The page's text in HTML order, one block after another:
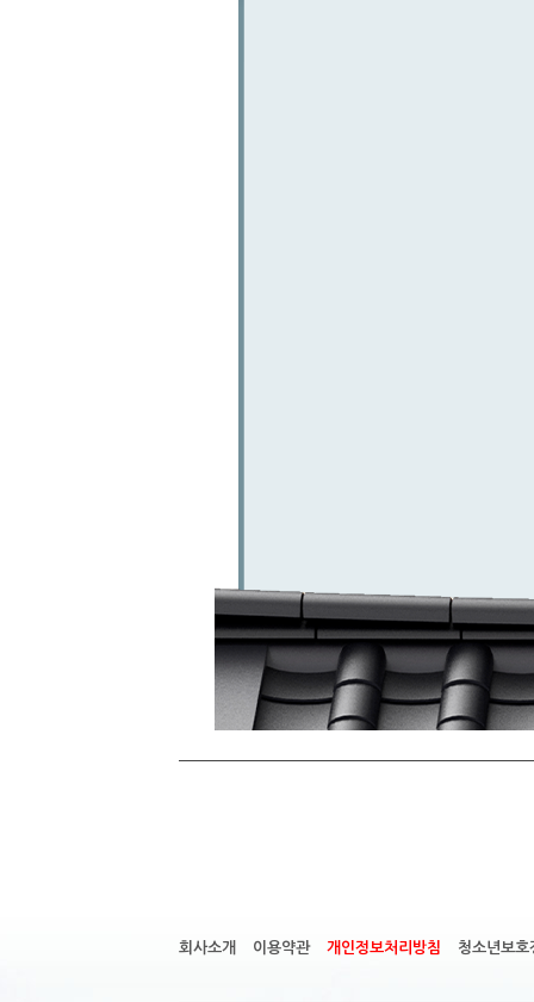
회사소개 이용약관 개인정보처리방침 청소년보호